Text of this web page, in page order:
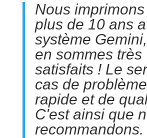
Nous
plus de 10 ans
système
en sommes très
satisfaits ! Le
cas de
rapide et de
C'est ainsi que
recommandons.